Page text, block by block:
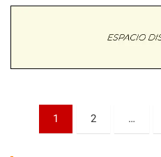
Paginación
1 2 …
Trenque Lauquen (Buenos Aires)
Villaguay (Entre Ríos)